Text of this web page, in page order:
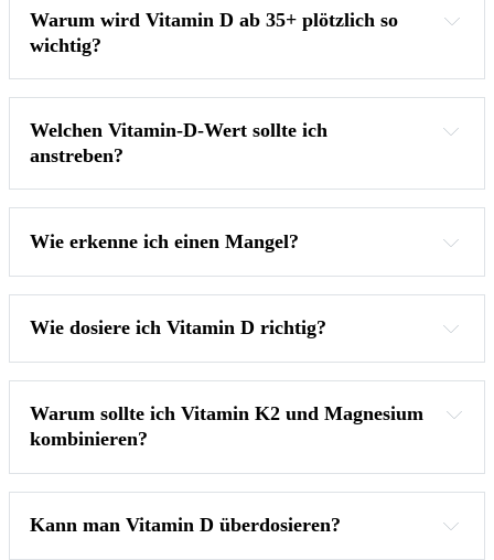
Warum wird Vitamin D ab 35+ plötzlich so
wichtig?
Welchen Vitamin-D-Wert sollte ich
anstreben?
60–80 ng/ml
Wie erkenne ich einen Mangel?
Wie dosiere ich Vitamin D richtig?
1.000 IE pro 10 kg Körpergewicht
Warum sollte ich Vitamin K2 und Magnesium
kombinieren?
Kann man Vitamin D überdosieren?